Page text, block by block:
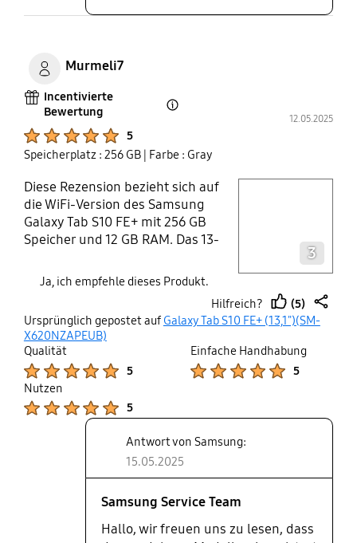
Murmeli7
Incentivierte
Bewertung
5
12.05.2025
Speicherplatz : 256 GB | Farbe : Gray
Diese Rezension bezieht sich auf
die WiFi-Version des Samsung
Galaxy Tab S10 FE+ mit 256 GB
Speicher und 12 GB RAM. Das 13-
eine ansprechende Größe für
verschiedenste Anwendungen, von
der Mitschrift in Vorlesungen über
Streaming bis hin zum Cloud
Gaming. Die hohe Auflösung in
Kombination mit dem IPS-Panel
resultiert in einer guten
Farbwiedergabe und
ausreichender Helligkeit, selbst bei
reicht das Tablet für alltägliche
Aufgaben vollkommen aus:
gelegentliches Gaming und
Programmieren in einer Linux-VM
laufen flüssig. Bei letzterem
3
Ja, ich empfehle dieses Produkt.
Hilfreich?
thumb
(5)
share
Ursprünglich gepostet auf Galaxy Tab S10 FE+ (13,1")(SM-
X620NZAPEUB)
Qualität
5
Einfache Handhabung
5
Nutzen
5
Antwort von Samsung:
15.05.2025
Samsung Service Team
Hallo, wir freuen uns zu lesen, dass